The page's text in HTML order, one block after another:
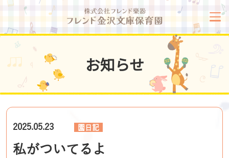
お知らせ
2025.05.23 園日記
私がついてるよ